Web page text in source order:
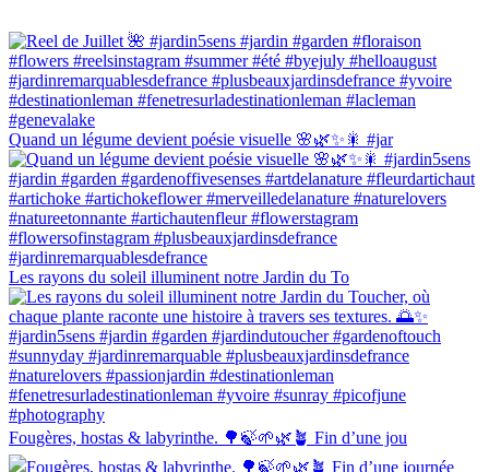
Quand un légume devient poésie visuelle 🌸🌿✨🎇 #jar
Les rayons du soleil illuminent notre Jardin du To
Fougères, hostas & labyrinthe. 🌳🍃🌱🌿🪴 Fin d’une jou